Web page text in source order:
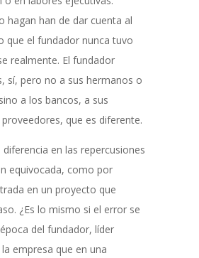
hagan han de dar cuenta al
que el fundador nunca tuvo
realmente. El fundador
sí, pero no a sus hermanos o
a los bancos, a sus
que es diferente.
diferencia en las repercusiones
equivocada, como por
en un proyecto que
¿Es lo mismo si el error se
del fundador, líder
empresa que en una